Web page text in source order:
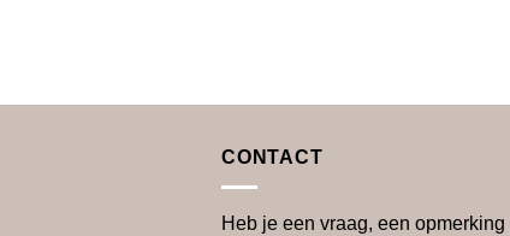
CONTACT
Heb je een vraag, een opmerking